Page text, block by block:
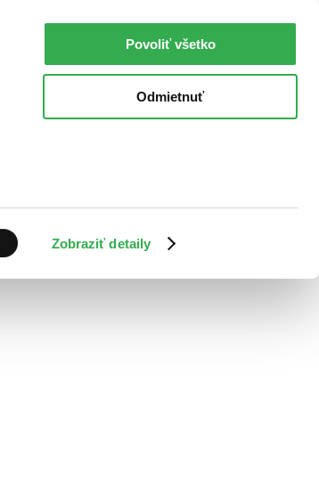
Zobraziť detaily
Povoliť všetko
Odmietnuť